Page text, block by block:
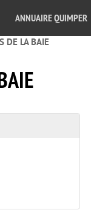
ANNUAIRE QUIMPER
DE LA BAIE